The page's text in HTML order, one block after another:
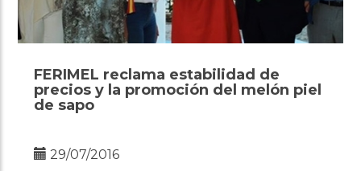
FERIMEL reclama estabilidad de
precios y la promoción del melón piel
de sapo
29/07/2016